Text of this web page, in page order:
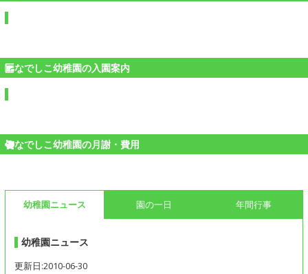
なでしこ幼稚園の入園案内
なでしこ幼稚園の月謝・費用
幼稚園ニュース 園の一日 年間行事
幼稚園ニュース
更新日:2010-06-30